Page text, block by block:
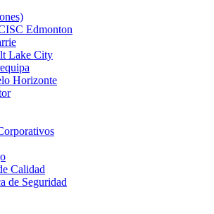
Edmonton
Lake City
Horizonte
Calidad
de Seguridad